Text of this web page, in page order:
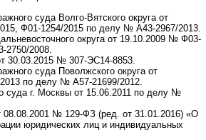
суда Волго-Вятского округа от
Ф01-1254/2015 по делу № А43-2967/2013.
округа от 19.10.2009 № Ф03-
2750/2008.
30.03.2015 № 307-ЭС14-8853.
суда Поволжского округа от
по делу № А57-21699/2012.
суда г. Москвы от 15.06.2011 по делу №
08.08.2001 № 129-ФЗ (ред. от 31.01.2016) «О
юридических лиц и индивидуальных